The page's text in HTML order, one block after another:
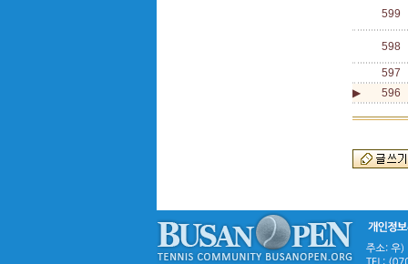
599
598
597
▶
596